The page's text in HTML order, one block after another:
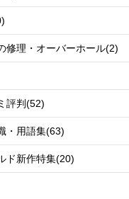
修理・オーバーホール(2)
評判(52)
・用語集(63)
ド新作特集(20)